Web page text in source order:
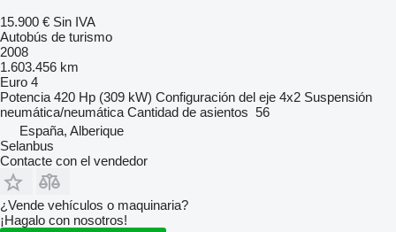
15.900 € Sin IVA
Autobús de turismo
2008
1.603.456 km
Euro 4
Potencia 420 Hp (309 kW) Configuración del eje 4x2 Suspensión
neumática/neumática Cantidad de asientos 56
España, Alberique
Selanbus
Contacte con el vendedor
¿Vende vehículos o maquinaria?
¡Hagalo con nosotros!